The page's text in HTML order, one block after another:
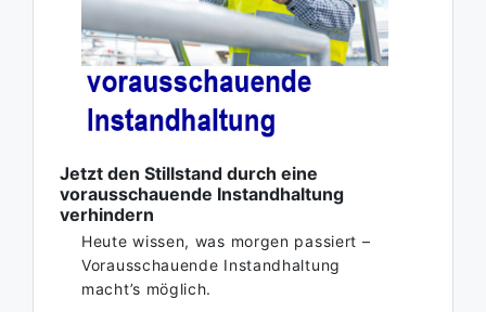
Jetzt den Stillstand durch eine
vorausschauende Instandhaltung
verhindern
Heute wissen, was morgen passiert –
Vorausschauende Instandhaltung
macht’s möglich.